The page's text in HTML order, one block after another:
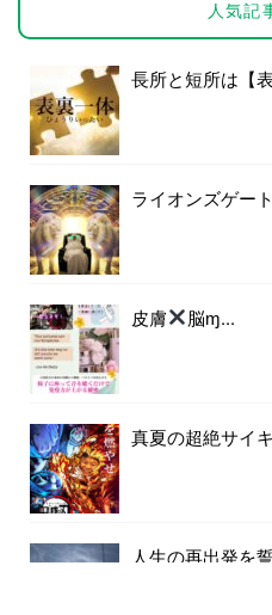
人気記
長所と短所は【
ライオンズゲー
皮膚 脳ɱ...
真夏の超絶サイ
人生の再出発を